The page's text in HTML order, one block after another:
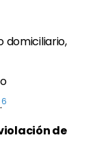
domiciliario,
6
de